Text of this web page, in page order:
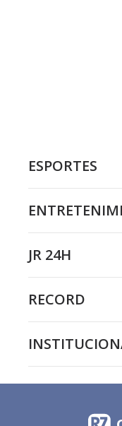
ESPORTES
JR 24H
RECORD